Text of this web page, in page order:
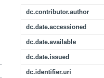
dc.contributor.author
dc.date.accessioned
dc.date.available
dc.date.issued
dc.identifier.uri